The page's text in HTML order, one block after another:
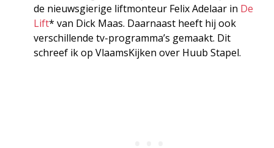
de nieuwsgierige liftmonteur Felix Adelaar in De
Lift* van Dick Maas. Daarnaast heeft hij ook
verschillende tv-programma’s gemaakt. Dit
schreef ik op VlaamsKijken over Huub Stapel.